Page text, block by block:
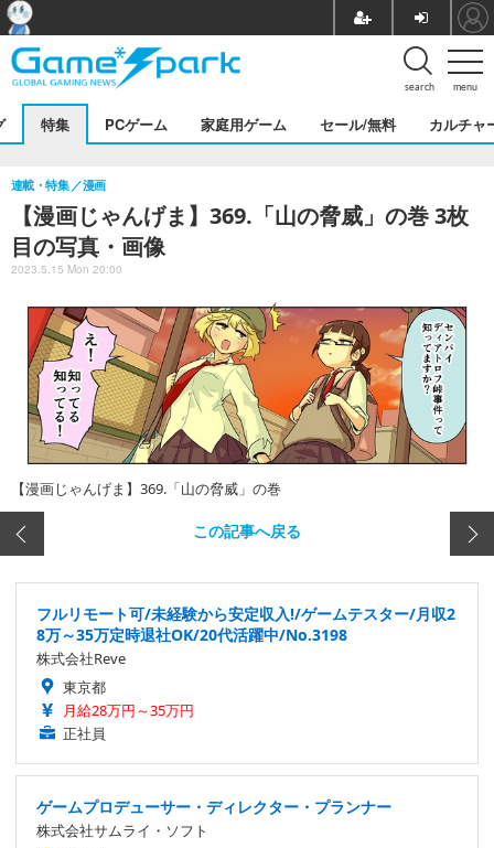
menu
search
特集 PCゲーム 家庭用ゲーム セール/無料 カルチャ
【漫画じゃんげま】369.「山の脅威」の巻 3枚
目の写真・画像
連載・特集 漫画
2023.5.15 Mon 20:00
【漫画じゃんげま】369.「山の脅威」の巻
この記事へ戻る
フルリモート可/未経験から安定収入!/ゲームテスター/月収2
8万～35万定時退社OK/20代活躍中/No.3198
株式会社Reve
東京都
月給28万円～35万円
正社員
ゲームプロデューサー・ディレクター・プランナー
株式会社サムライ・ソフト